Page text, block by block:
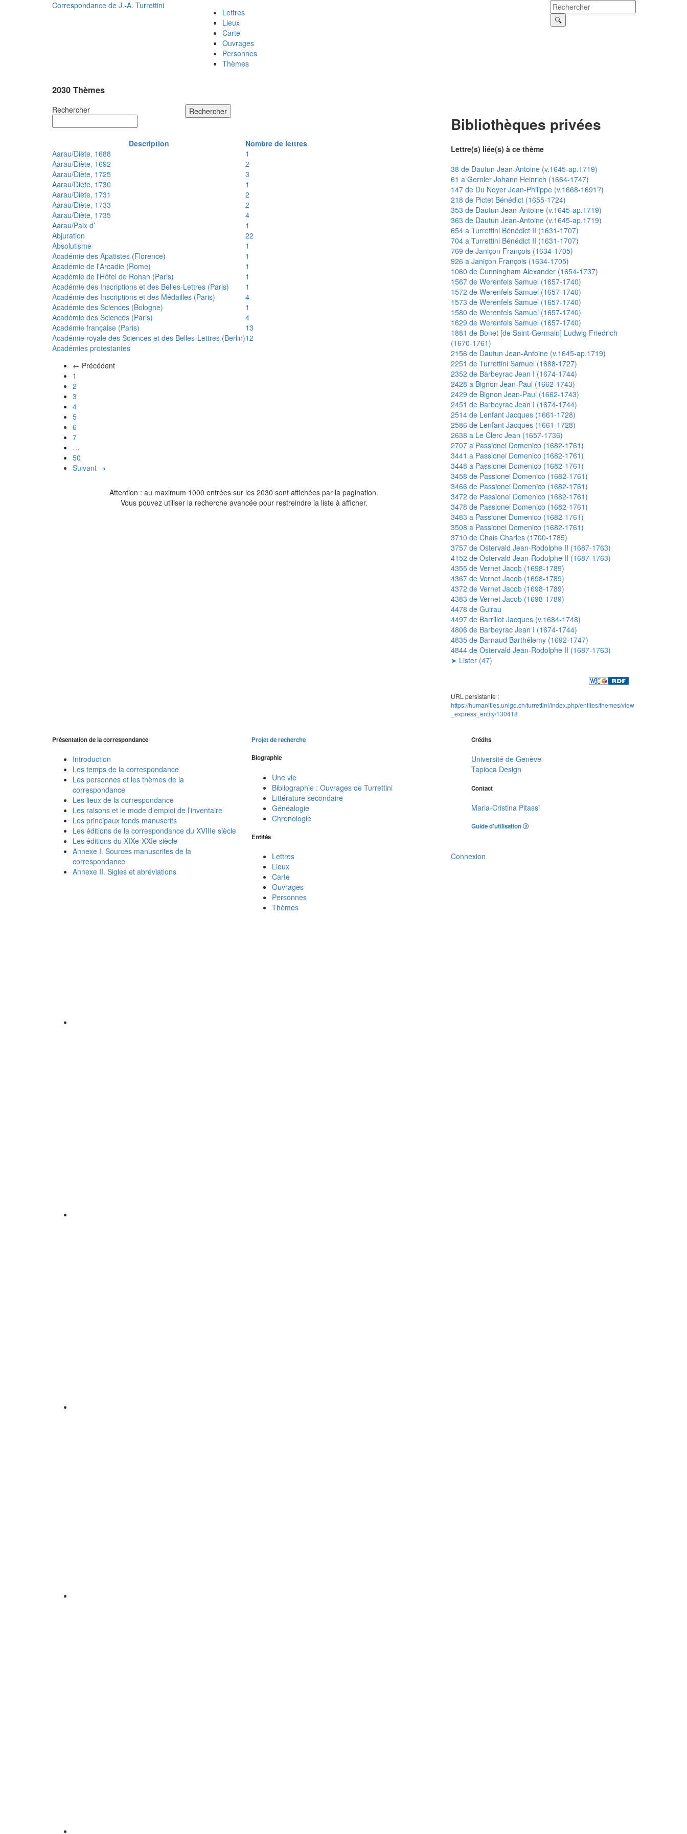
Correspondance de J.-A. Turrettini
Lettres
Lieux
Carte
Ouvrages
Personnes
Thèmes
2030 Thèmes
Rechercher Rechercher
Description
Nombre de lettres
Aarau/Diète, 1688
1
Aarau/Diète, 1692
2
Aarau/Diète, 1725
3
Aarau/Diète, 1730
1
Aarau/Diète, 1731
2
Aarau/Diète, 1733
2
Aarau/Diète, 1735
4
Aarau/Paix d’
1
Abjuration
22
Absolutisme
1
Académie des Apatistes (Florence)
1
Académie de l'Arcadie (Rome)
1
Académie de l'Hôtel de Rohan (Paris)
1
Académie des Inscriptions et des Belles-Lettres (Paris)
1
Académie des Inscriptions et des Médailles (Paris)
4
Académie des Sciences (Bologne)
1
Académie des Sciences (Paris)
4
Académie française (Paris)
13
Académie royale des Sciences et des Belles-Lettres (Berlin)12
Académies protestantes
← Précédent
1
2
3
4
5
6
7
…
50
Suivant →
Attention : au maximum 1000 entrées sur les 2030 sont affichées par la pagination.
Vous pouvez utiliser la recherche avancée pour restreindre la liste à afficher.
Bibliothèques privées
Lettre(s) liée(s) à ce thème
38 de Dautun Jean-Antoine (v.1645-ap.1719)
61 a Gernler Johann Heinrich (1664-1747)
147 de Du Noyer Jean-Philippe (v.1668-1691?)
218 de Pictet Bénédict (1655-1724)
353 de Dautun Jean-Antoine (v.1645-ap.1719)
363 de Dautun Jean-Antoine (v.1645-ap.1719)
654 a Turrettini Bénédict II (1631-1707)
704 a Turrettini Bénédict II (1631-1707)
769 de Janiçon François (1634-1705)
926 a Janiçon François (1634-1705)
1060 de Cunningham Alexander (1654-1737)
1567 de Werenfels Samuel (1657-1740)
1572 de Werenfels Samuel (1657-1740)
1573 de Werenfels Samuel (1657-1740)
1580 de Werenfels Samuel (1657-1740)
1629 de Werenfels Samuel (1657-1740)
1881 de Bonet [de Saint-Germain] Ludwig Friedrich
(1670-1761)
2156 de Dautun Jean-Antoine (v.1645-ap.1719)
2251 de Turrettini Samuel (1688-1727)
2352 de Barbeyrac Jean I (1674-1744)
2428 a Bignon Jean-Paul (1662-1743)
2429 de Bignon Jean-Paul (1662-1743)
2451 de Barbeyrac Jean I (1674-1744)
2514 de Lenfant Jacques (1661-1728)
2586 de Lenfant Jacques (1661-1728)
2638 a Le Clerc Jean (1657-1736)
2707 a Passionei Domenico (1682-1761)
3441 a Passionei Domenico (1682-1761)
3448 a Passionei Domenico (1682-1761)
3458 de Passionei Domenico (1682-1761)
3466 de Passionei Domenico (1682-1761)
3472 de Passionei Domenico (1682-1761)
3478 de Passionei Domenico (1682-1761)
3483 a Passionei Domenico (1682-1761)
3508 a Passionei Domenico (1682-1761)
3710 de Chais Charles (1700-1785)
3757 de Ostervald Jean-Rodolphe II (1687-1763)
4152 de Ostervald Jean-Rodolphe II (1687-1763)
4355 de Vernet Jacob (1698-1789)
4367 de Vernet Jacob (1698-1789)
4372 de Vernet Jacob (1698-1789)
4383 de Vernet Jacob (1698-1789)
4478 de Guirau
4497 de Barrillot Jacques (v.1684-1748)
4806 de Barbeyrac Jean I (1674-1744)
4835 de Barnaud Barthélemy (1692-1747)
4844 de Ostervald Jean-Rodolphe II (1687-1763)
➤ Lister (47)
URL persistante :
https://humanities.unige.ch/turrettini/index.php/entites/themes/view
_express_entity/130418
Présentation de la correspondance
Introduction
Les temps de la correspondance
Les personnes et les thèmes de la
correspondance
Les lieux de la correspondance
Les raisons et le mode d’emploi de l’inventaire
Les principaux fonds manuscrits
Les éditions de la correspondance du XVIIIe siècle
Les éditions du XIXe-XXIe siècle
Annexe I. Sources manuscrites de la
correspondance
Annexe II. Sigles et abréviations
Projet de recherche
Biographie
Une vie
Bibliographie : Ouvrages de Turrettini
Littérature secondaire
Généalogie
Chronologie
Entités
Lettres
Lieux
Carte
Ouvrages
Personnes
Thèmes
Crédits
Université de Genève
Tapioca Design
Contact
Maria-Cristina Pitassi
Guide d'utilisation
Connexion